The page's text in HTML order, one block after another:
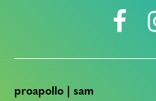
proapollo | sam